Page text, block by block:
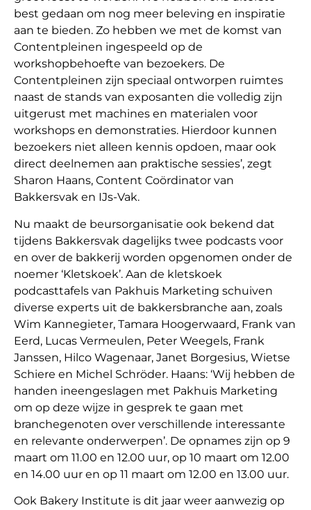
best gedaan om nog meer beleving en inspiratie
aan te bieden. Zo hebben we met de komst van
Contentpleinen ingespeeld op de
workshopbehoefte van bezoekers. De
Contentpleinen zijn speciaal ontworpen ruimtes
naast de stands van exposanten die volledig zijn
uitgerust met machines en materialen voor
workshops en demonstraties. Hierdoor kunnen
bezoekers niet alleen kennis opdoen, maar ook
direct deelnemen aan praktische sessies’, zegt
Sharon Haans, Content Coördinator van
Bakkersvak en IJs-Vak.
Nu maakt de beursorganisatie ook bekend dat
tijdens Bakkersvak dagelijks twee podcasts voor
en over de bakkerij worden opgenomen onder de
noemer ‘Kletskoek’. Aan de kletskoek
podcasttafels van Pakhuis Marketing schuiven
diverse experts uit de bakkersbranche aan, zoals
Wim Kannegieter, Tamara Hoogerwaard, Frank van
Eerd, Lucas Vermeulen, Peter Weegels, Frank
Janssen, Hilco Wagenaar, Janet Borgesius, Wietse
Schiere en Michel Schröder. Haans: ‘Wij hebben de
handen ineengeslagen met Pakhuis Marketing
om op deze wijze in gesprek te gaan met
branchegenoten over verschillende interessante
en relevante onderwerpen’. De opnames zijn op 9
maart om 11.00 en 12.00 uur, op 10 maart om 12.00
en 14.00 uur en op 11 maart om 12.00 en 13.00 uur.
Ook Bakery Institute is dit jaar weer aanwezig op